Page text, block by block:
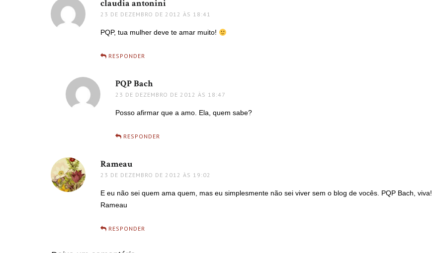
claudia antonini
23 DE DEZEMBRO DE 2012 ÀS 18:41
PQP, tua mulher deve te amar muito!
RESPONDER
PQP Bachdisse:
23 DE DEZEMBRO DE 2012 ÀS 18:47
Posso afirmar que a amo. Ela, quem sabe?
RESPONDER
Rameau
23 DE DEZEMBRO DE 2012 ÀS 19:02
E eu não sei quem ama quem, mas eu simplesmente não sei viver sem o blog de vocês. PQP Bach, viva!
Rameau
RESPONDER